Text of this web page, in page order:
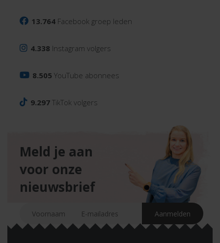
13.764 Facebook groep leden
4.338 Instagram volgers
8.505 YouTube abonnees
9.297 TikTok volgers
Meld je aan
voor onze
nieuwsbrief